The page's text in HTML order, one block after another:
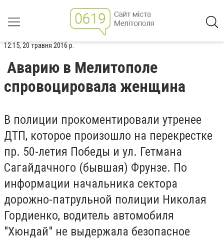
12:15, 20 травня 2016 р.
Аварию в Мелитополе
спровоцировала женщина
В полиции прокоментировали утренее
ДТП, которое произошло на перекрестке
пр. 50-летия Победы и ул. Гетмана
Сагайдачного (бывшая) Фрунзе. По
информации начальника сектора
дорожно-патрульной полиции Николая
Гордиенко, водитель автомобиля
"Хюндай" не выдержала безопасное